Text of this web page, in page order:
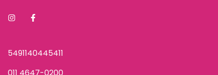
5491140445411